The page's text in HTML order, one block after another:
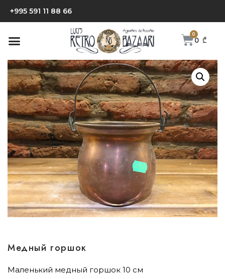
+995 591 11 88 66
0 ₾
Медный горшок
Маленький медный горшок 10 см